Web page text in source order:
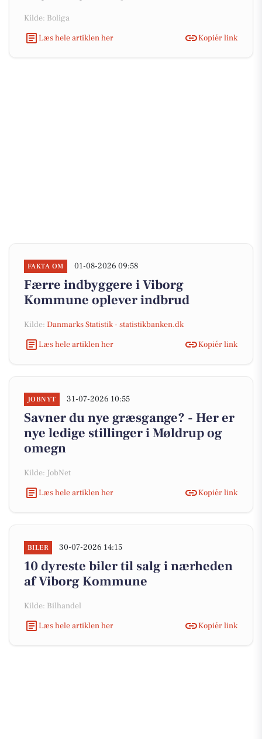
Kilde: Boliga
Læs hele artiklen her
Kopiér link
FAKTA OM 01-08-2026 09:58
Færre indbyggere i Viborg
Kommune oplever indbrud
Kilde: Danmarks Statistik - statistikbanken.dk
Læs hele artiklen her
Kopiér link
JOBNYT 31-07-2026 10:55
Savner du nye græsgange? - Her er
nye ledige stillinger i Møldrup og
omegn
Kilde: JobNet
Læs hele artiklen her
Kopiér link
BILER 30-07-2026 14:15
10 dyreste biler til salg i nærheden
af Viborg Kommune
Kilde: Bilhandel
Læs hele artiklen her
Kopiér link